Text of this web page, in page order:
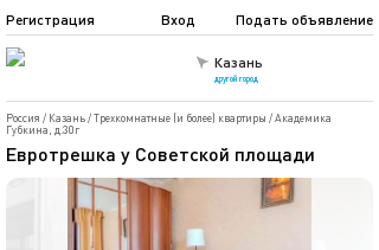
Казань
другой город
Подать объявление
Регистрация Вход
Россия / Казань/Трехкомнатные (и более) квартиры /Академика
Губкина, д.30г
Евротрешка у Советской площади